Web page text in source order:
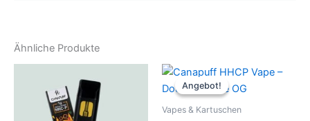
Ähnliche Produkte
Angebot!
Angebot!
Vapes & Kartuschen